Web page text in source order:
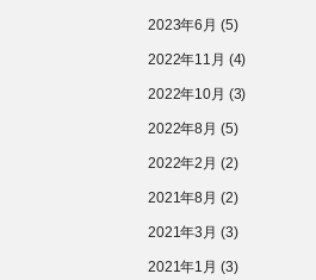
2023年6月 (5)
2022年11月 (4)
2022年10月 (3)
2022年8月 (5)
2022年2月 (2)
2021年8月 (2)
2021年3月 (3)
2021年1月 (3)